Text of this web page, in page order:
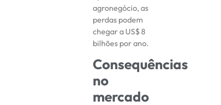
agronegócio, as
perdas podem
chegar a US$ 8
bilhões por ano.
Consequências
no
mercado